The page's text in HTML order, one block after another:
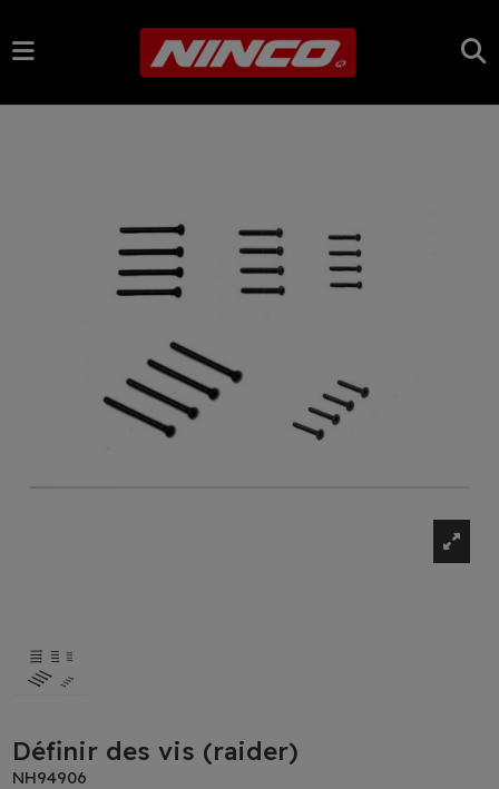
Définir des vis (raider)
NH94906